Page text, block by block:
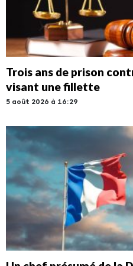
Trois ans de prison
visant une fillette
5 août 2026 à 16:29